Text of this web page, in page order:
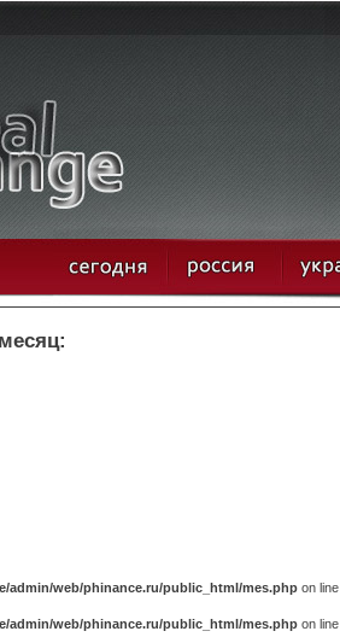
admin/web/phinance.ru/public_html/mes.php on line
admin/web/phinance.ru/public_html/mes.php on line